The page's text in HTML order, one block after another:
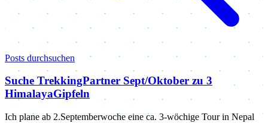
Posts durchsuchen
Suche TrekkingPartner Sept/Oktober zu 3
HimalayaGipfeln
Ich plane ab 2.Septemberwoche eine ca. 3-wöchige Tour in Nepal